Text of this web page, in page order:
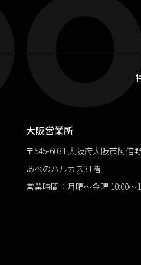
大阪営業所
〒545-6031 大阪府大阪市阿倍
あべのハルカス31階
営業時間：月曜～金曜 10:00～